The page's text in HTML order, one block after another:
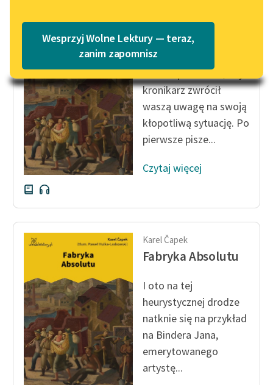
Lektury szkolne i klasyka
literatury do słuchania dla
uczennic i uczniów z
niepełnosprawnościami
E-kolekcja lektur
szkolnych i literatury do
słuchania dla uczennic i
uczniów z
niepełnosprawnościami
Feministyczne inspiracje.
skandynawskiej literatury
feministycznej
Ręce pełne poezji
Kolekcje edukacyjne
twórców przechodzących
do domeny publicznej,
lektur szkolnych oraz
Starego Testamentu
Odkurzamy bohaterów
Katalog w formacie PDF
Wesprzyj Wolne Lektury — teraz,
zanim zapomnisz
Fabryka Absolutu
A teraz pozwólcie, aby
kronikarz zwrócił
waszą uwagę na swoją
kłopotliwą sytuację. Po
pierwsze pisze...
Czytaj więcej
Karel Čapek
Fabryka Absolutu
I oto na tej
heurystycznej drodze
natknie się na przykład
na Bindera Jana,
emerytowanego
artystę...